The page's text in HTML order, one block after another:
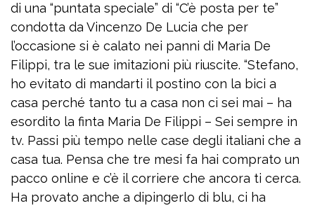
di una “puntata speciale” di “C’è posta per te”
condotta da Vincenzo De Lucia che per
l’occasione si è calato nei panni di Maria De
Filippi, tra le sue imitazioni più riuscite. “Stefano,
ho evitato di mandarti il postino con la bici a
casa perché tanto tu a casa non ci sei mai – ha
esordito la finta Maria De Filippi – Sei sempre in
tv. Passi più tempo nelle case degli italiani che a
casa tua. Pensa che tre mesi fa hai comprato un
pacco online e c’è il corriere che ancora ti cerca.
Ha provato anche a dipingerlo di blu, ci ha